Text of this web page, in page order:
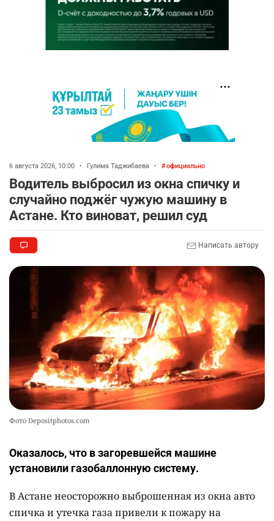
6 августа 2026, 10:00 • Гулима Таджибаева • официально
Водитель выбросил из окна спичку и
случайно поджёг чужую машину в
Астане. Кто виноват, решил суд
Написать автору
Фото Depositphotos.com
Оказалось, что в загоревшейся машине
установили газобаллонную систему.
В Астане неосторожно выброшенная из окна авто
спичка и утечка газа привели к пожару на